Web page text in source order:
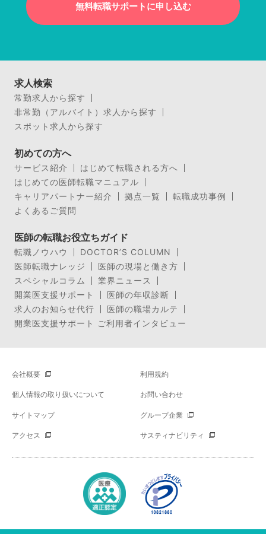
無料転職サポートに申し込む
求人検索
常勤求人から探す
非常勤（アルバイト）求人から探す
スポット求人から探す
初めての方へ
サービス紹介
はじめて転職される方へ
はじめての医師転職マニュアル
キャリアパートナー紹介
拠点一覧
転職成功事例
よくあるご質問
医師の転職お役立ちガイド
転職ノウハウ
DOCTOR’S COLUMN
医師転職ナレッジ
医師の現場と働き方
スペシャルコラム
業界ニュース
開業医支援サポート
医師の年収診断
求人のお知らせ代行
医師の職場カルテ
開業医支援サポート ご利用者インタビュー
会社概要 利用規約
個人情報の取り扱いについて お問い合わせ
サイトマップ グループ企業
アクセス サスティナビリティ